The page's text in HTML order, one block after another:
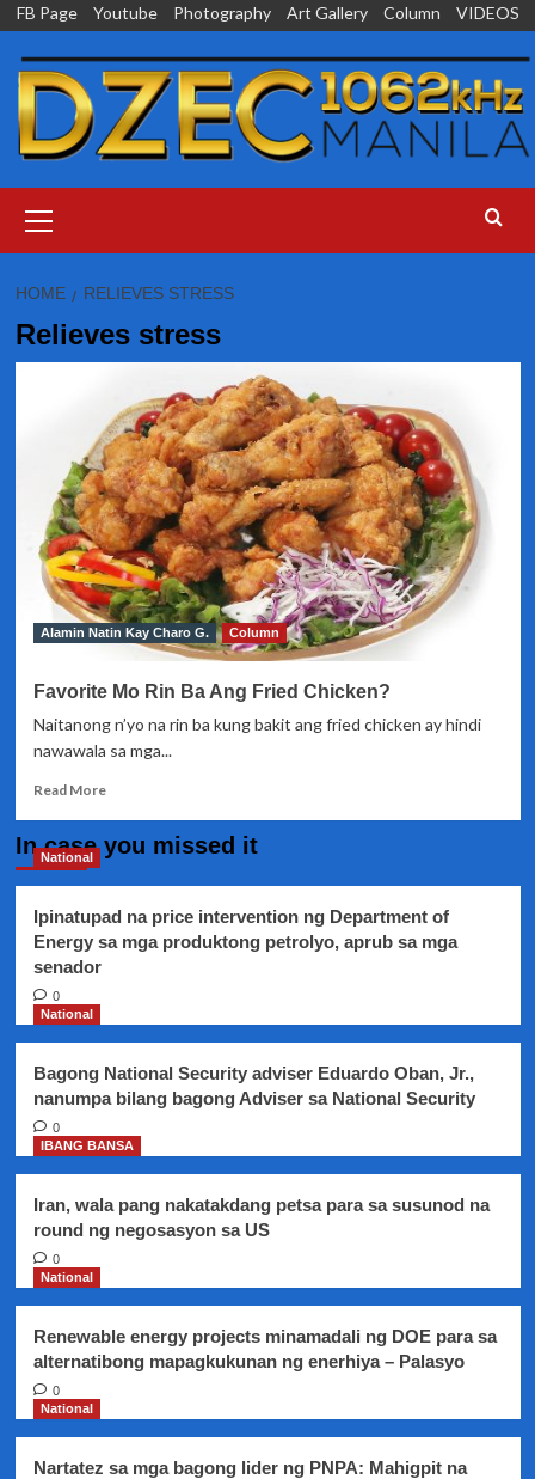
Skip
content
FB Page Youtube Photography Art Gallery Column VIDEOS
Menu
HOME RELIEVES STRESS
Relieves stress
Alamin Natin Kay Charo G. Column
Favorite Mo Rin Ba Ang Fried Chicken?
Naitanong n’yo na rin ba kung bakit ang fried chicken ay hindi
nawawala sa mga...
Read MoreRead
Favorite
Ba
Ang
In case you missed it
National
Ipinatupad na price intervention ng Department of
Energy sa mga produktong petrolyo, aprub sa mga
senador
0
National
Bagong National Security adviser Eduardo Oban, Jr.,
nanumpa bilang bagong Adviser sa National Security
0
IBANG BANSA
Iran, wala pang nakatakdang petsa para sa susunod na
round ng negosasyon sa US
0
National
Renewable energy projects minamadali ng DOE para sa
alternatibong mapagkukunan ng enerhiya – Palasyo
0
National
Nartatez sa mga bagong lider ng PNPA: Mahigpit na